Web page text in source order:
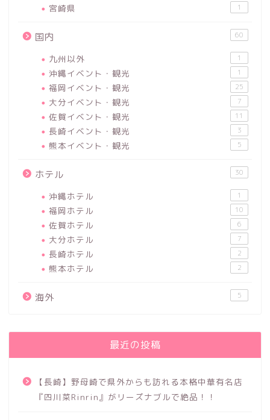
宮崎県 1
国内 60
九州以外 1
沖縄イベント・観光 1
福岡イベント・観光 25
大分イベント・観光 7
佐賀イベント・観光 11
長崎イベント・観光 3
熊本イベント・観光 5
ホテル 30
沖縄ホテル 1
福岡ホテル 10
佐賀ホテル 6
大分ホテル 7
長崎ホテル 2
熊本ホテル 2
海外 5
最近の投稿
【長崎】野母崎で県外からも訪れる本格中華有名店
『四川菜Rinrin』がリーズナブルで絶品！！